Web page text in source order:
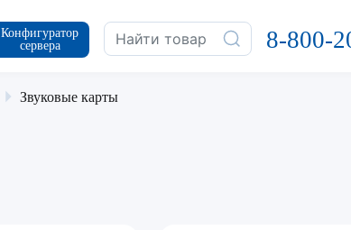
Конфигуратор
сервера
8-800-
Звуковые карты